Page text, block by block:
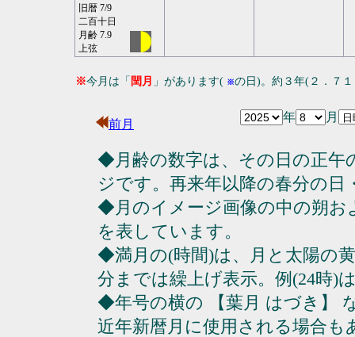
旧暦 7/9
二百十日
月齢 7.9
上弦
※今月は「 閏月 」があります( ※の日)。約３年(２．７
前月
年 月
◆月齢の数字は、その日の正午
ジです。再来年以降の春分の日
◆月のイメージ画像の中の朔
を表しています。
◆満月の(時間)は、月と太陽の
分までは繰上げ表示。例(24時)
◆年号の横の 【葉月 はづき】
近年新暦月に使用される場合も